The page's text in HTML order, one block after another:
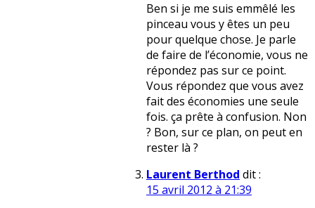
Ben si je me suis emmêlé les
pinceau vous y êtes un peu
pour quelque chose. Je parle
de faire de l’économie, vous ne
répondez pas sur ce point.
Vous répondez que vous avez
fait des économies une seule
fois. ça prête à confusion. Non
? Bon, sur ce plan, on peut en
rester là ?
Laurent Berthod dit :
15 avril 2012 à 21:39